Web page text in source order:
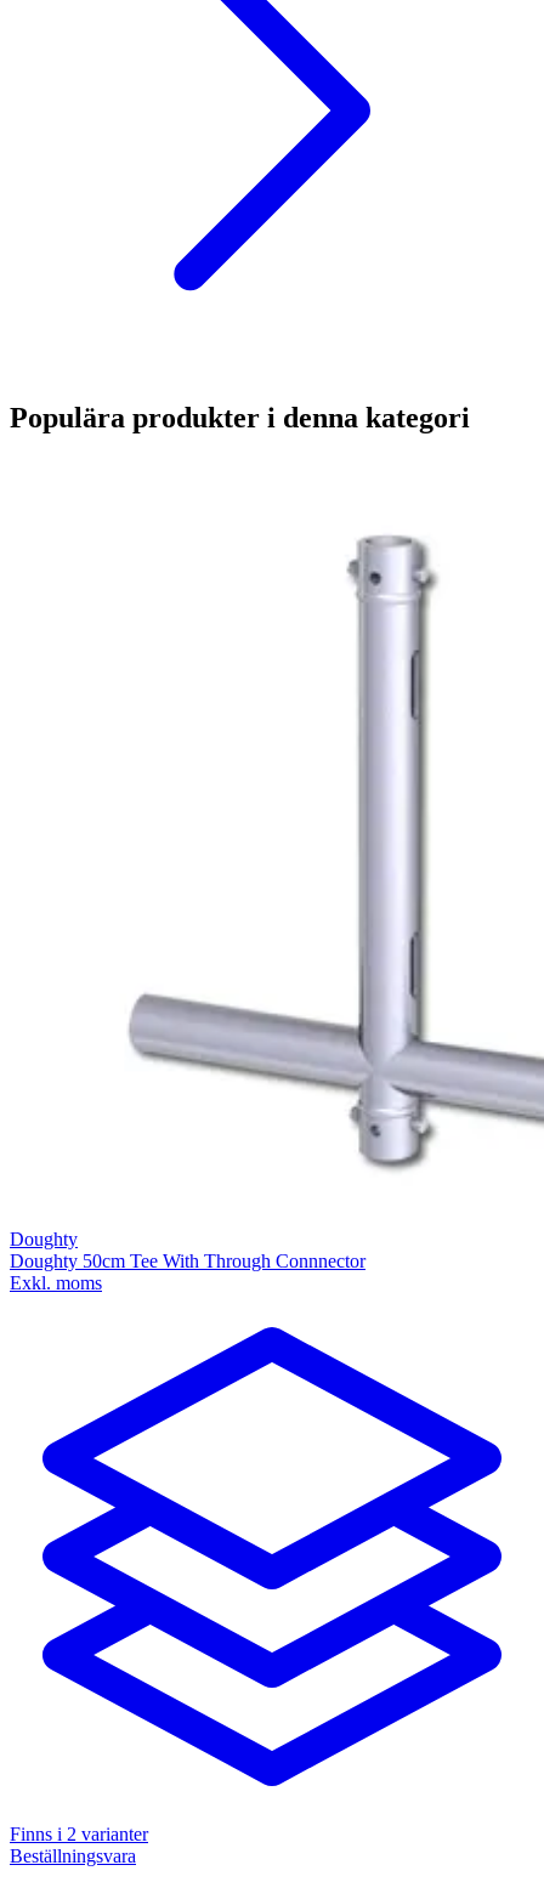
Populära produkter i denna kategori
Doughty
Doughty 50cm Tee With Through Connnector
Exkl. moms
Finns i 2 varianter
Beställningsvara